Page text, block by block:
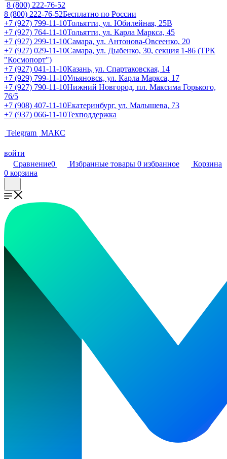
8 (800) 222-76-52
8 (800) 222-76-52Бесплатно по России
+7 (927) 799-11-10Тольятти, ул. Юбилейная, 25В
+7 (927) 764-11-10Тольятти, ул. Карла Маркса, 45
+7 (927) 299-11-10Самара, ул. Антонова-Овсеенко, 20
+7 (927) 029-11-10Самара, ул. Дыбенко, 30, секция 1-86 (ТРК
"Космопорт")
+7 (927) 041-11-10Казань, ул. Спартаковская, 14
+7 (929) 799-11-10Ульяновск, ул. Карла Маркса, 17
+7 (927) 790-11-10Нижний Новгород, пл. Максима Горького,
76/5
+7 (908) 407-11-10Екатеринбург, ул. Малышева, 73
+7 (937) 066-11-10Техподдержка
Telegram МАКС
войти
Сравнение0 Избранные товары 0 избранное
Корзина
0 корзина